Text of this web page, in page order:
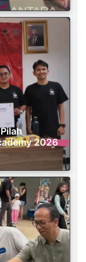
2026